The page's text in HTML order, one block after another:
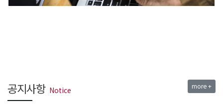
공지사항 Notice more +